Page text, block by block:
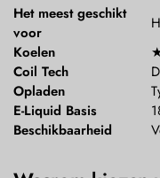
Het meest geschikt
voor
Koelen
Coil Tech
Opladen
E-Liquid Basis
Beschikbaarheid